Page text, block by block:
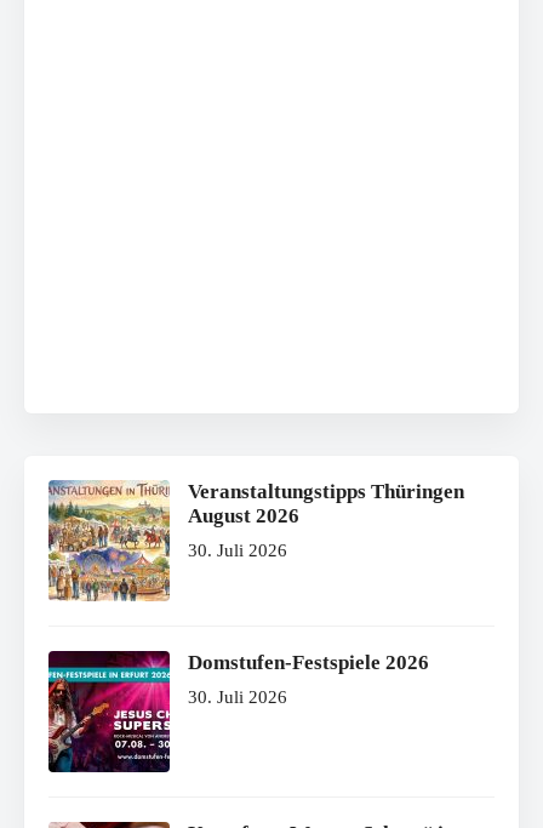
Veranstaltungstipps Thüringen
August 2026
30. Juli 2026
Domstufen-Festspiele 2026
30. Juli 2026